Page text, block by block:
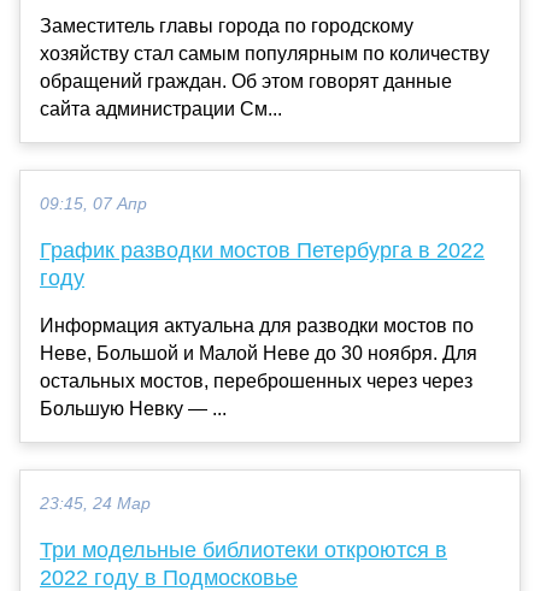
Заместитель главы города по городскому
хозяйству стал самым популярным по количеству
обращений граждан. Об этом говорят данные
сайта администрации См...
09:15, 07 Апр
График разводки мостов Петербурга в 2022
году
Информация актуальна для разводки мостов по
Неве, Большой и Малой Неве до 30 ноября. Для
остальных мостов, переброшенных через через
Большую Невку — ...
23:45, 24 Мар
Три модельные библиотеки откроются в
2022 году в Подмосковье